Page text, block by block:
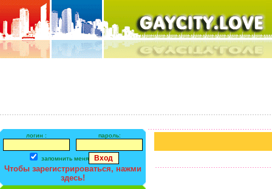
логин : пароль:
запомнить меня
Чтобы зарегистрироваться, нажми
здесь!